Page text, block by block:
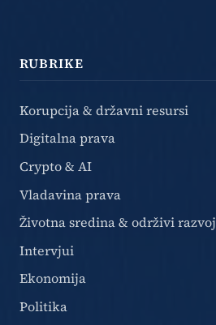
RUBRIKE
Korupcija & državni resursi
Digitalna prava
Crypto & AI
Vladavina prava
Životna sredina & održivi razvoj
Intervjui
Ekonomija
Politika